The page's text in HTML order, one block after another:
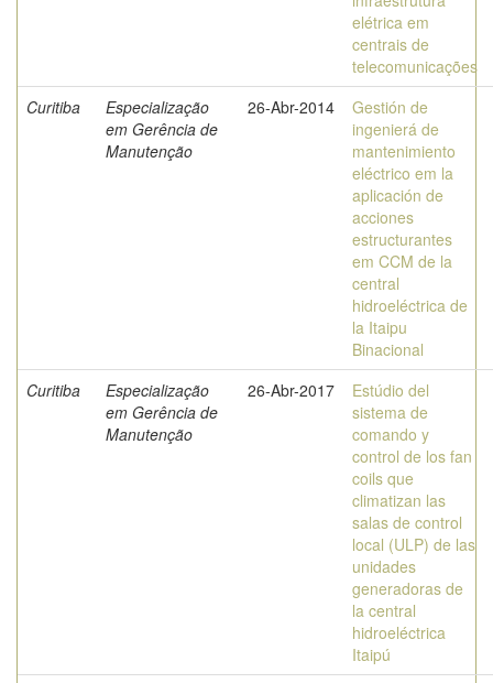
elétrica em
centrais de
telecomunicações
Curitiba
Especialização
em Gerência de
Manutenção
26-Abr-2014
Gestión de
ingenierá de
mantenimiento
eléctrico em la
aplicación de
acciones
estructurantes
em CCM de la
central
hidroeléctrica de
la Itaipu
Binacional
Curitiba
Especialização
em Gerência de
Manutenção
26-Abr-2017
Estúdio del
sistema de
comando y
control de los fan
coils que
climatizan las
salas de control
local (ULP) de las
unidades
generadoras de
la central
hidroeléctrica
Itaipú